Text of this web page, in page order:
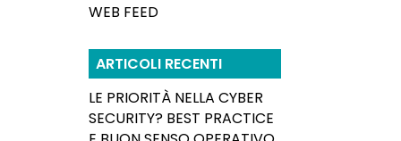
WEB FEED
ARTICOLI RECENTI
LE PRIORITÀ NELLA CYBER
SECURITY? BEST PRACTICE